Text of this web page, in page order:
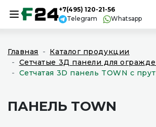
+7(495) 120-21-56
Telegram
Whatsapp
Главная
Каталог продукции
Сетчатые 3Д панели для
Сетчатая 3D панель TOWN с
ПАНЕЛЬ TOWN